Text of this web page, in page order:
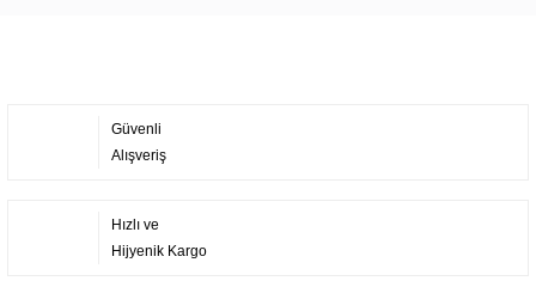
Güvenli
Alışveriş
Hızlı ve
Hijyenik Kargo